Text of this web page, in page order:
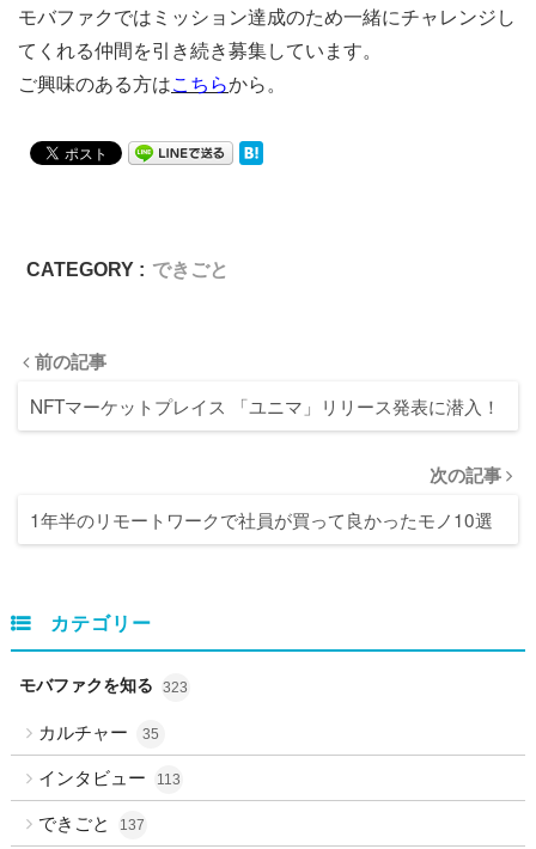
モバファクではミッション達成のため一緒にチャレンジし
てくれる仲間を引き続き募集しています。
ご興味のある方はこちらから。
CATEGORY : できごと
前の記事
NFTマーケットプレイス 「ユニマ」リリース発表に潜入！
次の記事
1年半のリモートワークで社員が買って良かったモノ10選
カテゴリー
モバファクを知る 323
カルチャー 35
インタビュー 113
できごと 137